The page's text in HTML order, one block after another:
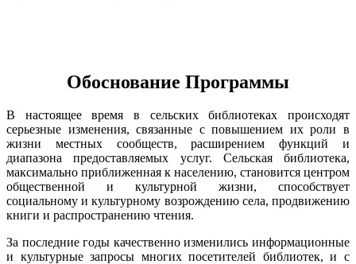
Обоснование Программы
В настоящее время в сельских библиотеках происходят
серьезные изменения, связанные с повышением их роли в
жизни местных сообществ, расширением функций и
диапазона предоставляемых услуг. Сельская библиотека,
максимально приближенная к населению, становится центром
общественной и культурной жизни, способствует
социальному и культурному возрождению села, продвижению
книги и распространению чтения.
За последние годы качественно изменились информационные
и культурные запросы многих посетителей библиотек, и с